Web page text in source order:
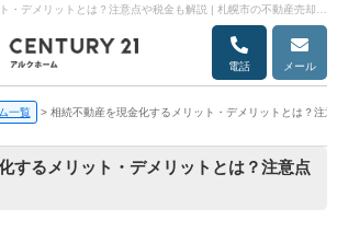
電話 メール
一覧 > 相続不動産を現金化するメリット・デメリットとは？注
するメリット・デメリットとは？注意点